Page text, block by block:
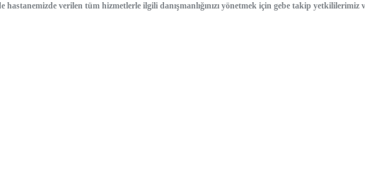
verilen tüm hizmetlerle ilgili danışmanlığınızı yönetmek için gebe takip yetkililerimiz